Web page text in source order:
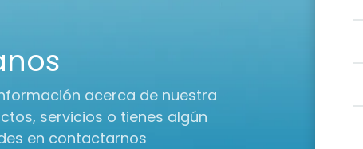
acerca de nuestra
servicios o tienes algún
en contactarnos